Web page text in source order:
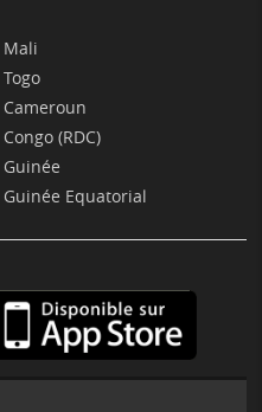
Mali
Togo
Cameroun
Congo (RDC)
Guinée
Guinée Equatorial